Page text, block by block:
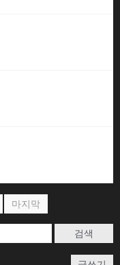
마지막
검색